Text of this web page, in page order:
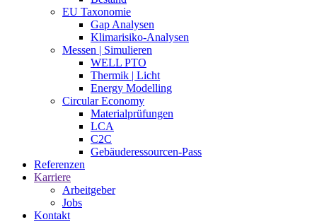
EU Taxonomie
Gap Analysen
Klimarisiko-Analysen
Messen | Simulieren
WELL PTO
Thermik | Licht
Energy Modelling
Circular Economy
Materialprüfungen
LCA
C2C
Gebäuderessourcen-Pass
Referenzen
Karriere
Arbeitgeber
Jobs
Kontakt